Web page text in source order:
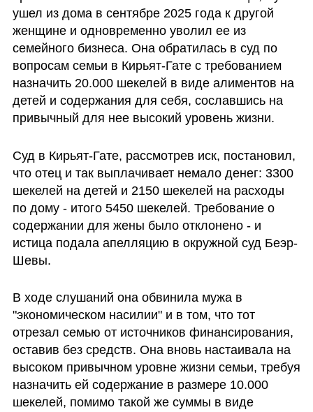
ушел из дома в сентябре 2025 года к другой
женщине и одновременно уволил ее из
семейного бизнеса. Она обратилась в суд по
вопросам семьи в Кирьят-Гате с требованием
назначить 20.000 шекелей в виде алиментов на
детей и содержания для себя, сославшись на
привычный для нее высокий уровень жизни.
Суд в Кирьят-Гате, рассмотрев иск, постановил,
что отец и так выплачивает немало денег: 3300
шекелей на детей и 2150 шекелей на расходы
по дому - итого 5450 шекелей. Требование о
содержании для жены было отклонено - и
истица подала апелляцию в окружной суд Беэр-
Шевы.
В ходе слушаний она обвинила мужа в
"экономическом насилии" и в том, что тот
отрезал семью от источников финансирования,
оставив без средств. Она вновь настаивала на
высоком привычном уровне жизни семьи, требуя
назначить ей содержание в размере 10.000
шекелей, помимо такой же суммы в виде